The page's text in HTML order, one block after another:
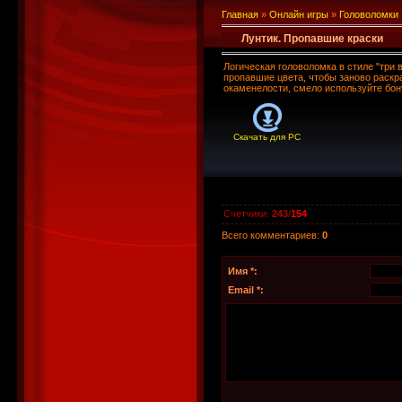
Главная » Онлайн игры » Головоломки
Лунтик. Пропавшие краски
Логическая головоломка в стиле
пропавшие цвета, чтобы заново
окаменелости, смело используйте
Скачать для PC
Счетчики: 243/154
Всего комментариев: 0
Имя *:
Email *: